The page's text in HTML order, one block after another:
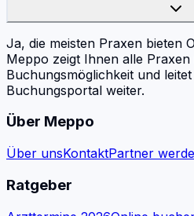
Ja, die meisten Praxen bieten
Meppo zeigt Ihnen alle Praxen
Buchungsmöglichkeit und
Buchungsportal weiter.
Über Meppo
Über unsKontaktPartner
Ratgeber